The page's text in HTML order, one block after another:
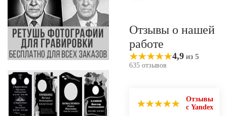
Отзывы о нашей
работе
4,9 из 5
635 отзывов
Отзывы
с Yandex